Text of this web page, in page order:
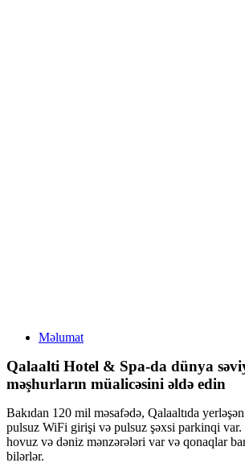
Məlumat
Qalaalti Hotel & Spa-da dünya
məşhurların müalicəsini əldə edin
Bakıdan 120 mil məsafədə, Qalaaltıda
pulsuz WiFi girişi və pulsuz şəxsi parkinqi var.
hovuz və dəniz mənzərələri var və qonaqlar
bilərlər.